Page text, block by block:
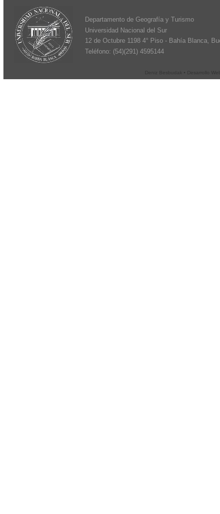
Departamento de Geografía y Turismo
Universidad Nacional del Sur
12 de Octubre 1198 4° Piso - Bahía Blanca,
Teléfono: (54)(291) 4595144
Deniz Besbudak • Desarrollo